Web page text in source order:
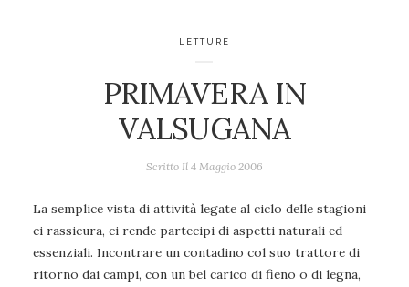
LETTURE
PRIMAVERA IN
VALSUGANA
Scritto Il 4 Maggio 2006
La semplice vista di attività legate al ciclo delle stagioni
ci rassicura, ci rende partecipi di aspetti naturali ed
essenziali. Incontrare un contadino col suo trattore di
ritorno dai campi, con un bel carico di fieno o di legna,